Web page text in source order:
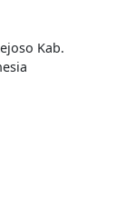
Kab.